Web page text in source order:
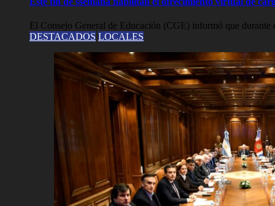
El Consejo General de Educación (CGE) informó que durante
DESTACADOS LOCALES